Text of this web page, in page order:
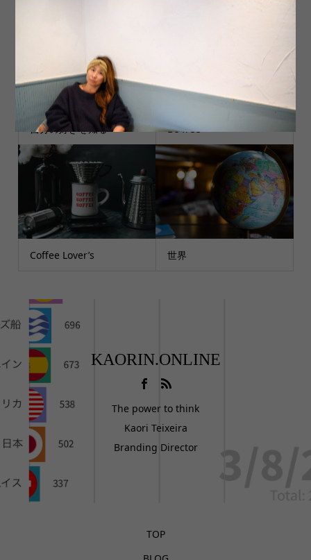
自分の好きを知る Be free
Coffee Lover’s 世界
KAORIN.ONLINE
The power to think
Kaori Teixeira
Branding Director
TOP